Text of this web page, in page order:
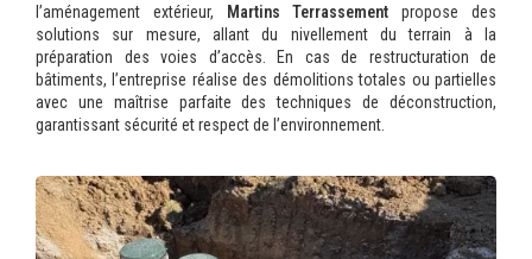
l’aménagement extérieur, Martins Terrassement propose des
solutions sur mesure, allant du nivellement du terrain à la
préparation des voies d’accès. En cas de restructuration de
bâtiments, l’entreprise réalise des démolitions totales ou partielles
avec une maîtrise parfaite des techniques de déconstruction,
garantissant sécurité et respect de l’environnement.